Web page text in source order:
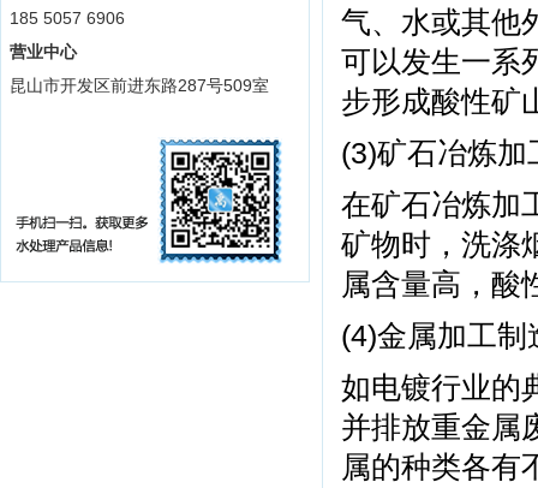
气、水或其他
可以发生一系
步形成酸性矿
(3)矿石冶炼加
在矿石冶炼加
矿物时，洗涤
属含量高，酸
(4)金属加工制
如电镀行业的
并排放重金属
属的种类各有
185 5057 6906
营业中心
昆山市开发区前进东路287号509室